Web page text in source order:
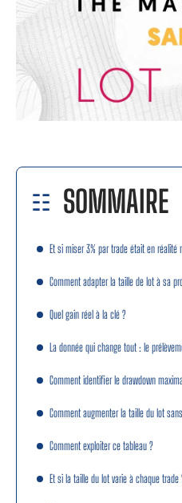
SOMMAIRE
Et si miser 3% par trade était en réalité
Comment adapter la taille de lot à sa
Quel gain réel à la clé ?
La donnée qui change tout : le
Comment identifier le drawdown
Comment augmenter la taille du lot
Comment exploiter ce tableau ?
Et si la taille du lot varie à chaque trade